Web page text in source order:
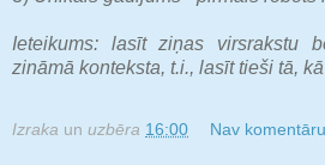
Ieteikums: lasīt ziņas virsrakstu
zināmā konteksta, t.i., lasīt tieši tā,
Izraka un uzbēra 16:00 Nav